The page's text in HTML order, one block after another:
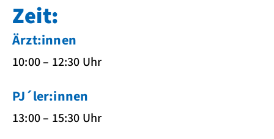
Zeit:
Ärzt:innen
10:00 – 12:30 Uhr
PJ´ler:innen
13:00 – 15:30 Uhr